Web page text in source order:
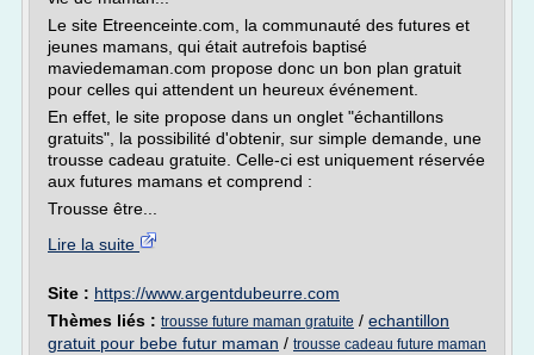
Le site Etreenceinte.com, la communauté des futures et
jeunes mamans, qui était autrefois baptisé
maviedemaman.com propose donc un bon plan gratuit
pour celles qui attendent un heureux événement.
En effet, le site propose dans un onglet "échantillons
gratuits", la possibilité d'obtenir, sur simple demande, une
trousse cadeau gratuite. Celle-ci est uniquement réservée
aux futures mamans et comprend :
Trousse être...
Lire la suite
Site : https://www.argentdubeurre.com
Thèmes liés : trousse future maman gratuite / echantillon
gratuit pour bebe futur maman / trousse cadeau future maman